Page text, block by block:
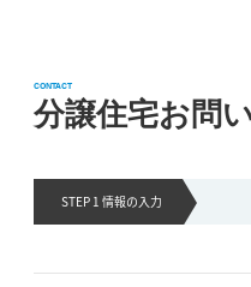
分譲住宅お問
CONTACT
STEP 1 情報の入力